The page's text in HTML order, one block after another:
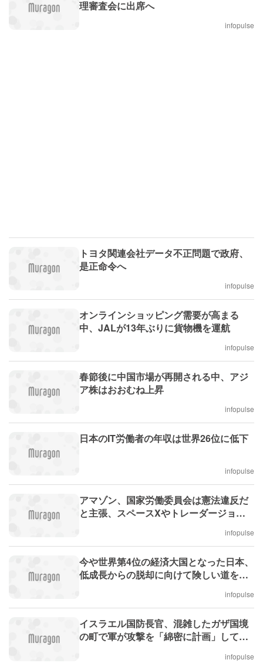
理審査会に出席へ
infopulse
トヨタ関連会社データ不正問題で政府、
是正命令へ
infopulse
オンラインショッピング需要が高まる
中、JALが13年ぶりに貨物機を運航
infopulse
春節後に中国市場が再開される中、アジ
ア株はおおむね上昇
infopulse
日本のIT労働者の年収は世界26位に低下
infopulse
アマゾン、国家労働委員会は憲法違反だ
と主張、スペースXやトレーダージョー
infopulse
今や世界第4位の経済大国となった日本、
低成長からの脱却に向けて険しい道を歩
infopulse
イスラエル国防長官、混雑したガザ国境
の町で軍が攻撃を「綿密に計画」してい
infopulse